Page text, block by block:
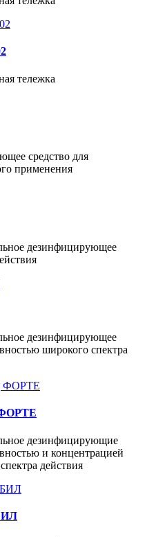
тележка
средство для
применения
дезинфицирующее
дезинфицирующее
широкого спектра
дезинфицирующие
и концентрацией
действия